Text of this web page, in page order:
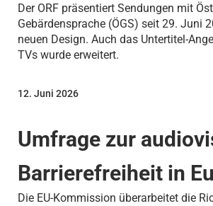
Der ORF präsentiert Sendungen mit
Gebärdensprache (ÖGS) seit 29. Juni
neuen Design. Auch das Untertitel-
TVs wurde erweitert.
Umfrage zur
Barrierefreiheit in
12. Juni 2026
Die EU-Kommission überarbeitet die